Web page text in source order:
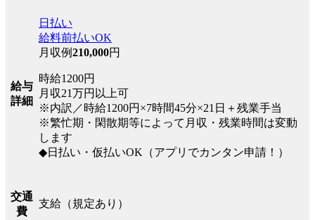
給与
詳細
日払い
給料前払いOK
月収例210,000円
時給1200円
月収21万円以上可
※内訳／時給1200円×7時間45分×21日＋残業手当
※繁忙期・閑散期等によって月収・残業時間は変動
します
◆日払い・仮払いOK（アプリでカンタン申請！）
交通
費
支給（規定あり）